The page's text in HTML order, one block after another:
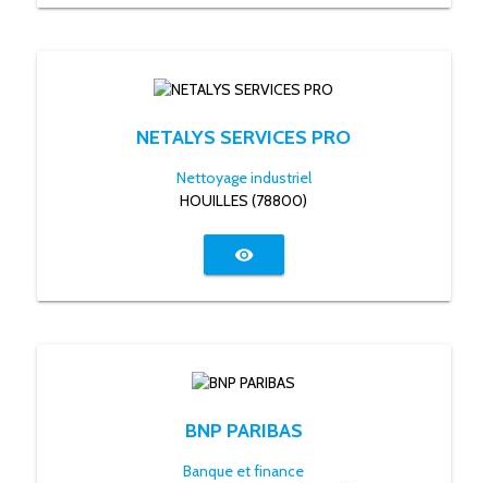
NETALYS SERVICES PRO
Nettoyage industriel
HOUILLES (78800)
visibility
BNP PARIBAS
Banque et finance